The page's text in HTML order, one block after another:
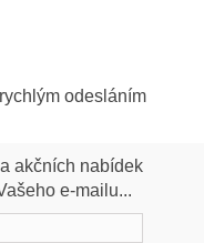
odesláním
akčních nabídek
e-mailu...